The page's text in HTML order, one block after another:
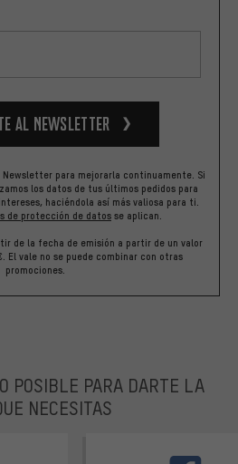
al newsletter
Newsletter para mejorarla continuamente. Si
los datos de tus últimos pedidos para
haciéndola así más valiosa para ti.
de protección de datos se aplican.
de la fecha de emisión a partir de un valor
El vale no se puede combinar con otras
promociones.
POSIBLE PARA DARTE LA
NECESITAS